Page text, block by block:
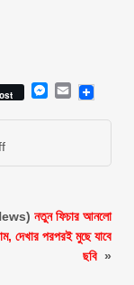
Messenger
Email
নতুন ফিচার আনলো
দেখার পরপরই মুছে যাবে
ছবি »